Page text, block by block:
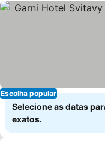
Escolha popular
Selecione as datas
exatos.